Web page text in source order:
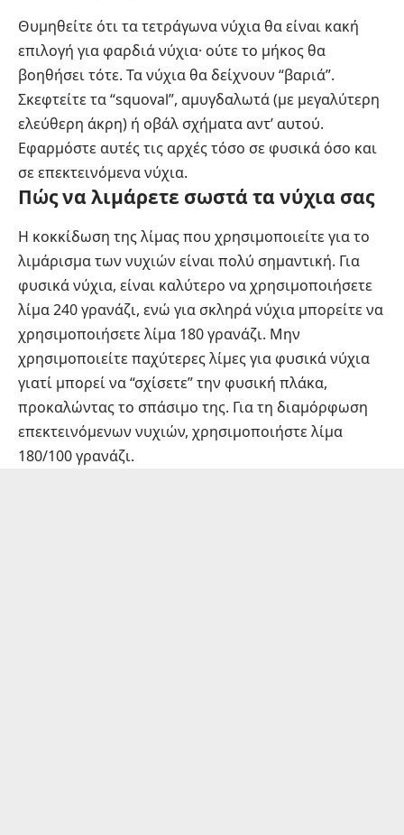
Θυμηθείτε ότι τα τετράγωνα νύχια θα είναι κακή
επιλογή για φαρδιά νύχια· ούτε το μήκος θα
βοηθήσει τότε. Τα νύχια θα δείχνουν “βαριά”.
Σκεφτείτε τα “squoval”, αμυγδαλωτά (με μεγαλύτερη
ελεύθερη άκρη) ή οβάλ σχήματα αντ’ αυτού.
Εφαρμόστε αυτές τις αρχές τόσο σε φυσικά όσο και
σε επεκτεινόμενα νύχια.
Πώς να λιμάρετε σωστά τα νύχια σας
Η κοκκίδωση της λίμας που χρησιμοποιείτε για το
λιμάρισμα των νυχιών είναι πολύ σημαντική. Για
φυσικά νύχια, είναι καλύτερο να χρησιμοποιήσετε
λίμα 240 γρανάζι, ενώ για σκληρά νύχια μπορείτε να
χρησιμοποιήσετε λίμα 180 γρανάζι. Μην
χρησιμοποιείτε παχύτερες λίμες για φυσικά νύχια
γιατί μπορεί να “σχίσετε” την φυσική πλάκα,
προκαλώντας το σπάσιμο της. Για τη διαμόρφωση
επεκτεινόμενων νυχιών, χρησιμοποιήστε λίμα
180/100 γρανάζι.